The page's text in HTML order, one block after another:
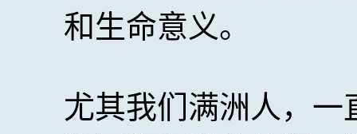
和生命意义。
尤其我们满洲人，